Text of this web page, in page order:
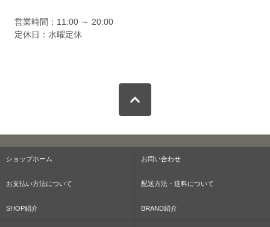
営業時間：11:00 ～ 20:00
定休日：水曜定休
ショップホーム お問い合わせ
お支払い方法について 配送方法・送料について
SHOP紹介 BRAND紹介